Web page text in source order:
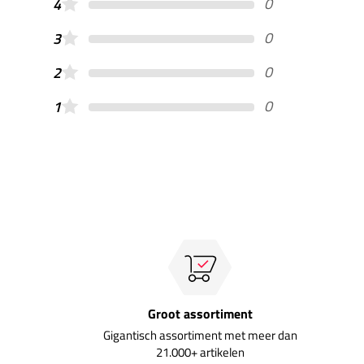
3
0
2
0
1
0
Groot assortiment
Gigantisch assortiment met meer dan
21.000+ artikelen